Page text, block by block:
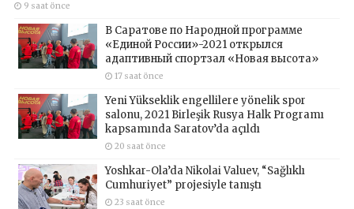
9 saat önce
В Саратове по Народной программе
«Единой России»-2021 открылся
адаптивный спортзал «Новая высота»
17 saat önce
Yeni Yükseklik engellilere yönelik spor
salonu, 2021 Birleşik Rusya Halk Programı
kapsamında Saratov’da açıldı
20 saat önce
Yoshkar-Ola’da Nikolai Valuev, “Sağlıklı
Cumhuriyet” projesiyle tanıştı
23 saat önce